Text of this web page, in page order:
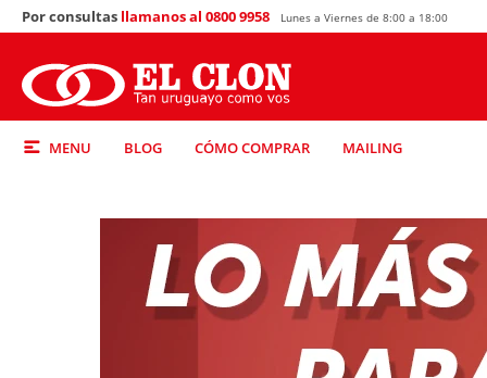
MENU BLOG CÓMO COMPRAR MAILING
Por consultas llamanos al 0800 9958 Lunes a Viernes de 8:00 a 18:00